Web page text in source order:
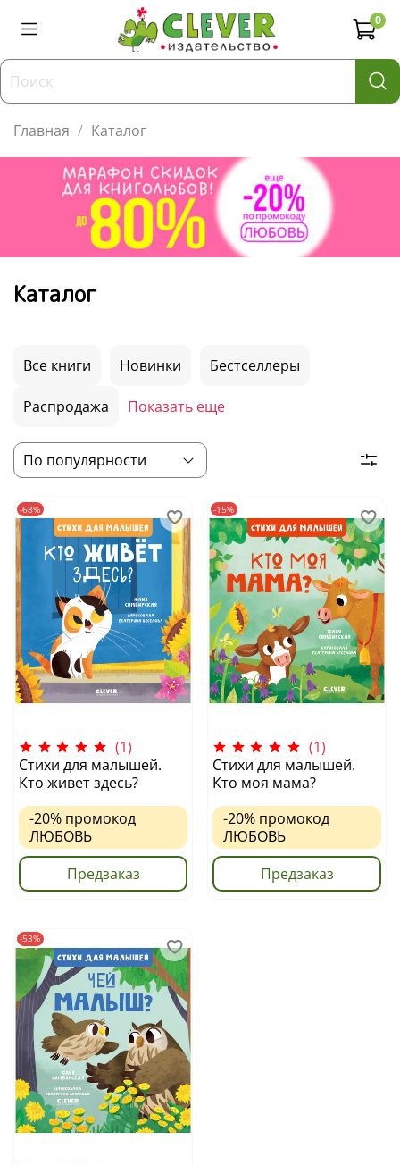
0
Главная Каталог
Каталог
Все книги Новинки Бестселлеры
Распродажа Показать еще
-68%
(1)
Стихи для малышей.
Кто живет здесь?
-20% промокод
ЛЮБОВЬ
Предзаказ
-15%
(1)
Стихи для малышей.
Кто моя мама?
-20% промокод
ЛЮБОВЬ
Предзаказ
-53%